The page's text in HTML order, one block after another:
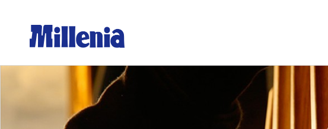
Orion 沖繩奧利恩生啤酒
Orion沖繩奧利恩生啤酒 罐裝350ml
Erdinger 艾丁格小
艾丁格小麥白啤酒